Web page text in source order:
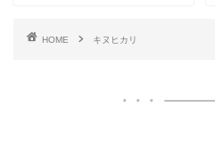
HOME キヌヒカリ